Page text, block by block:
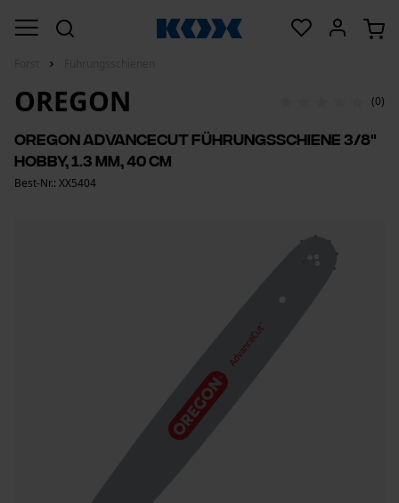
OREGON (0)
Oregon AdvanceCut Führungsschiene 3/8"
Hobby, 1.3 mm, 40 cm
Best-Nr.: XX5404